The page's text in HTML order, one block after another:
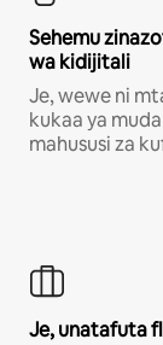
Sehemu
wa kidijitali
Je, wewe ni
kukaa ya
mahususi za
Je, unatafuta